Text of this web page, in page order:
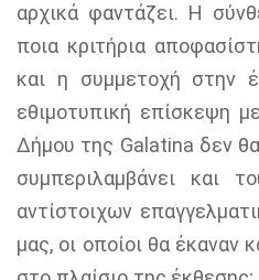
αρχικά φαντάζει. Η
ποια κριτήρια
και η συμμετοχή στην
εθιμοτυπική επίσκεψη
Δήμου της Galatina δεν
συμπεριλαμβάνει και
αντίστοιχων
μας, οι οποίοι θα έκαναν